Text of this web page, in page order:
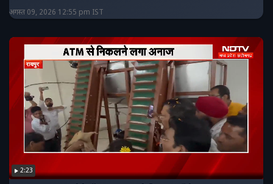
अगस्त 09, 2026 12:55 pm IST
2:23